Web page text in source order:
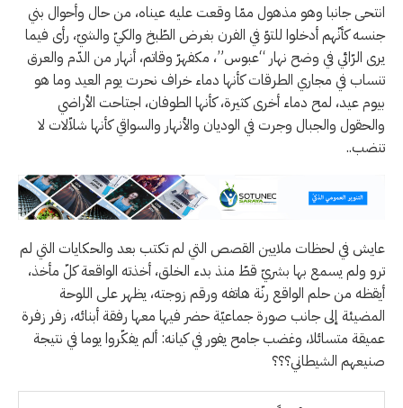
انتحى جانبا وهو مذهول ممّا وقعت عليه عيناه، من حال وأحوال بني
جنسه كأنّهم أدخلوا للتوّ في الفرن بغرض الطّبخ والكيّ والشيّ، رأى فيما
يرى الرّائي في وضح نهار “عبوس”، مكفهرّ وقاتم، أنهار من الدّم والعرق
تنساب في مجاري الطرقات كأنها دماء خراف نحرت يوم العيد وما هو
بيوم عيد، لمح دماء أخرى كثيرة، كأنها الطوفان، اجتاحت الأراضي
والحقول والجبال وجرت في الوديان والأنهار والسواقي كأنها شلاّلات لا
تنضب..
عايش في لحظات ملايين القصص التي لم تكتب بعد والحكايات التي لم
ترو ولم يسمع بها بشريّ قطّ منذ بدء الخلق، أخذته الواقعة كلّ مأخذ،
أيقظه من حلم الواقع رنّة هاتفه ورقم زوجته، يظهر على اللوحة
المضيئة إلى جانب صورة جماعيّة حضر فيها معها رفقة أبنائه، زفر زفرة
عميقة متسائلا، وغضب جامح يفور في كيانه: ألم يفكّروا يوما في نتيجة
صنيعهم الشيطاني؟؟؟